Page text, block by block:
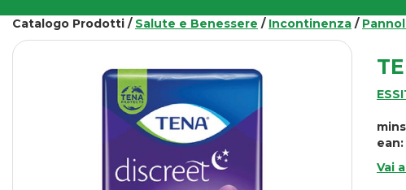
Catalogo Prodotti / Salute e Benessere / Incontinenza /
ean:
Vai